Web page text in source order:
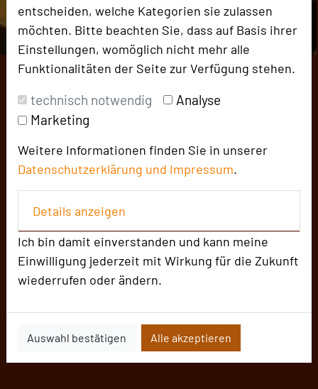
entscheiden, welche Kategorien sie zulassen
möchten. Bitte beachten Sie, dass auf Basis ihrer
Einstellungen, womöglich nicht mehr alle
Funktionalitäten der Seite zur Verfügung stehen.
technisch notwendig
Analyse
Marketing
Weitere Informationen finden Sie in unserer
Datenschutzerklärung und Impressum.
Details anzeigen
Ich bin damit einverstanden und kann meine
Einwilligung jederzeit mit Wirkung für die Zukunft
wiederrufen oder ändern.
Auswahl bestätigen Alle akzeptieren